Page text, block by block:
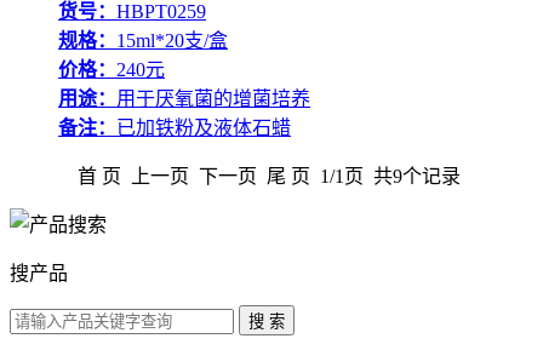
货号： HBPT0259
规格： 15ml*20支/盒
价格： 240元
用途： 用于厌氧菌的增菌培养
备注： 已加铁粉及液体石蜡
首 页 上一页 下一页 尾 页 1/1页 共9个记录
搜产品